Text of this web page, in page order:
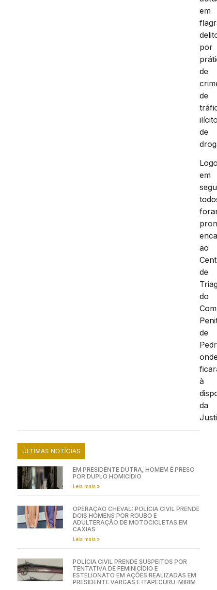
em
por
de
de
de
em
ao
de
do
de
à
da
ÚLTIMAS NOTÍCIAS
EM PRESIDENTE DUTRA, HOMEM É PRESO
POR DUPLO HOMICÍDIO
Leia mais »
OPERAÇÃO CHEVAL: POLÍCIA CIVIL PRENDE
DOIS HOMENS POR ROUBO E
ADULTERAÇÃO DE MOTOCICLETAS EM
CAXIAS
Leia mais »
POLÍCIA CIVIL PRENDE SUSPEITOS POR
TENTATIVA DE FEMINICÍDIO E
ESTELIONATO EM AÇÕES REALIZADAS EM
PRESIDENTE VARGAS E ITAPECURU-MIRIM